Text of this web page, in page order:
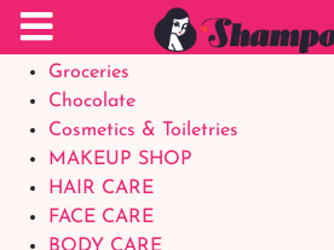
Food Supplements
Baby Foods
Groceries
Chocolate
Cosmetics & Toiletries
MAKEUP SHOP
HAIR CARE
FACE CARE